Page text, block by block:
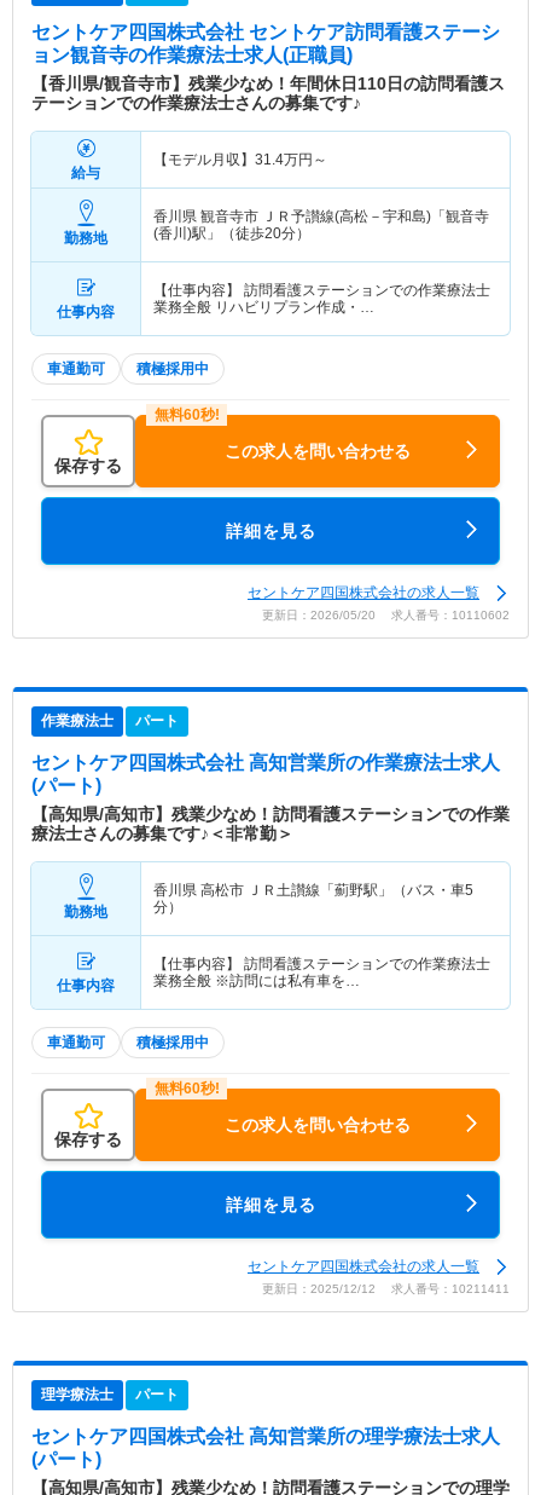
セントケア四国株式会社 セントケア訪問看護ステーシ
ョン観音寺の作業療法士求人(正職員)
【香川県/観音寺市】残業少なめ！年間休日110日の訪問看護ス
テーションでの作業療法士さんの募集です♪
給与
【モデル月収】 31.4万円～
勤務地
香川県 観音寺市
ＪＲ予讃線(高松－宇和島)「観音寺
(香川)駅」（徒歩20分）
仕事内容
【仕事内容】 訪問看護ステーションでの作業療法士
業務全般 リハビリプラン作成・…
車通勤可 積極採用中
保存する
この求人を問い合わせる
詳細を見る
セントケア四国株式会社の求人一覧
更新日：2026/05/20 求人番号：10110602
作業療法士 パート
セントケア四国株式会社 高知営業所の作業療法士求人
(パート)
【高知県/高知市】残業少なめ！訪問看護ステーションでの作業
療法士さんの募集です♪＜非常勤＞
勤務地
香川県 高松市
ＪＲ土讃線「薊野駅」（バス・車5
分）
仕事内容
【仕事内容】 訪問看護ステーションでの作業療法士
業務全般 ※訪問には私有車を…
車通勤可 積極採用中
保存する
この求人を問い合わせる
詳細を見る
セントケア四国株式会社の求人一覧
更新日：2025/12/12 求人番号：10211411
理学療法士 パート
セントケア四国株式会社 高知営業所の理学療法士求人
(パート)
【高知県/高知市】残業少なめ！訪問看護ステーションでの理学